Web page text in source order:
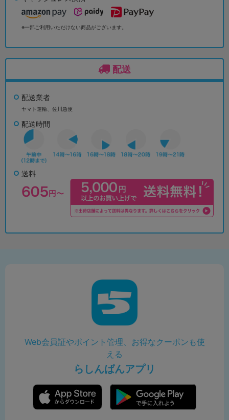
※一部ご利用いただけない商品がございます。
配送
配送業者
ヤマト運輸、佐川急便
配送時間
送料
Web会員証やポイント管理、お得なクーポンも使
える
らしんばんアプリ